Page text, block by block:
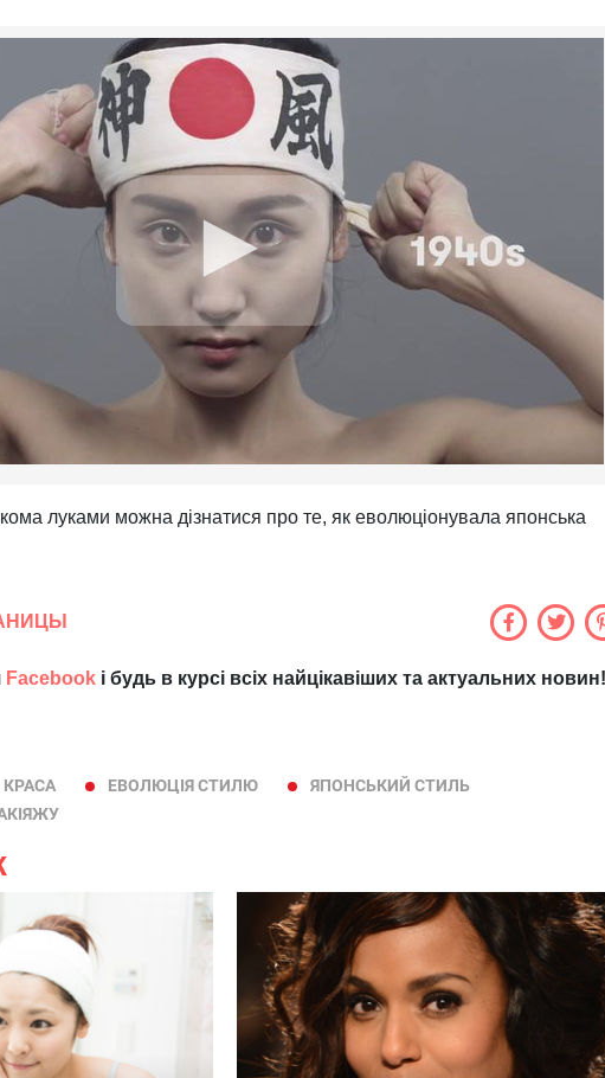
луками можна дізнатися про те, як еволюціонувала японська
Facebook і будь в курсі всіх найцікавіших та актуальних новин!
КРАСА ЕВОЛЮЦІЯ СТИЛЮ
ЯПОНСЬКИЙ СТИЛЬ